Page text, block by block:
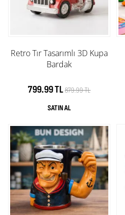
Retro Tır Tasarımlı 3D Kupa
Bardak
799.99 TL879.99 TL